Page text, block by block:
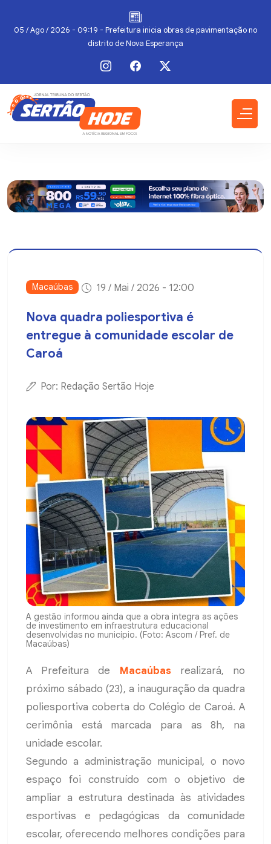
05 / Ago / 2026 - 09:19 - Prefeitura inicia obras de pavimentação no
distrito de Nova Esperança
Macaúbas 19 / Mai / 2026 - 12:00
Nova quadra poliesportiva é
entregue à comunidade escolar de
Caroá
Por: Redação Sertão Hoje
A gestão informou ainda que a obra integra as ações
de investimento em infraestrutura educacional
desenvolvidas no município. (Foto: Ascom / Pref. de
Macaúbas)
A Prefeitura de Macaúbasrealizará, no
próximo sábado (23), a inauguração da quadra
poliesportiva coberta do Colégio de Caroá. A
cerimônia está marcada para as 8h, na
unidade escolar.
Segundo a administração municipal, o novo
espaço foi construído com o objetivo de
ampliar a estrutura destinada às atividades
esportivas e pedagógicas da comunidade
escolar, oferecendo melhores condições para